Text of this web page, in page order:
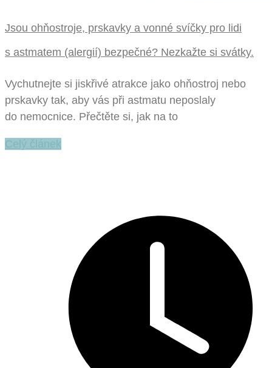
Jsou ohňostroje, prskavky a vonné svíčky pro lidi
s astmatem (alergií) bezpečné? Nezkažte si svátky.
Vychutnejte si jiskřivé atrakce jako ohňostroj nebo
prskavky tak, aby vás při astmatu neposlaly
do nemocnice. Přečtěte si, jak na to
Celý článek